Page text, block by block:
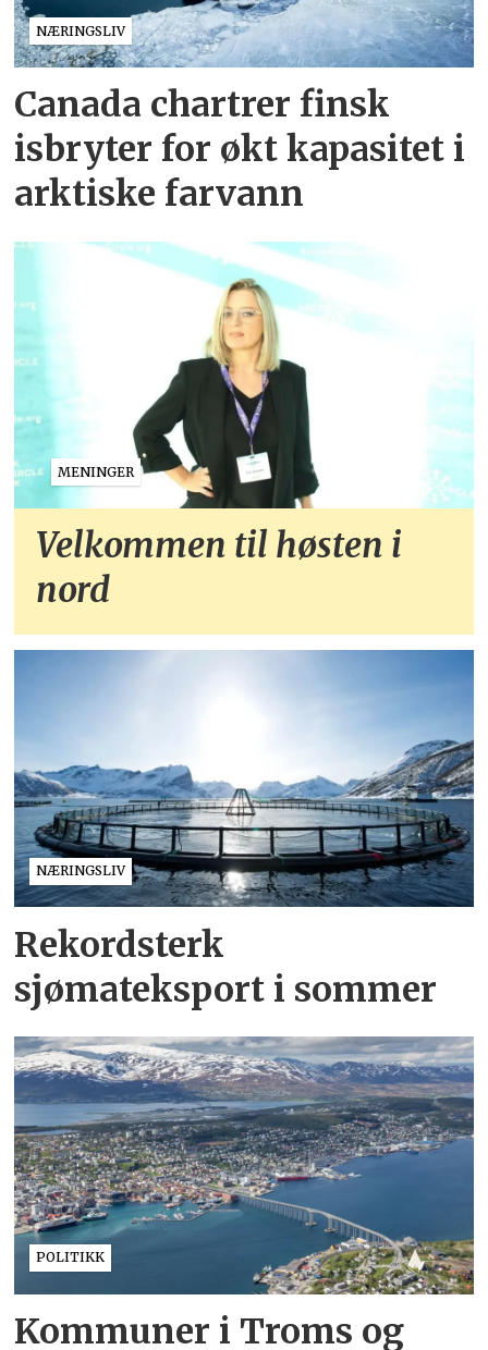
NÆRINGSLIV
Canada chartrer finsk
isbryter for økt kapasitet i
arktiske farvann
MENINGER
Velkommen til høsten i
nord
NÆRINGSLIV
Rekordsterk
sjømateksport i sommer
POLITIKK
Kommuner i Troms og